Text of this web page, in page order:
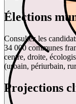
Élections
Consultez les
34 000 communes
centre, droite,
(urbain, périurbain,
Projections